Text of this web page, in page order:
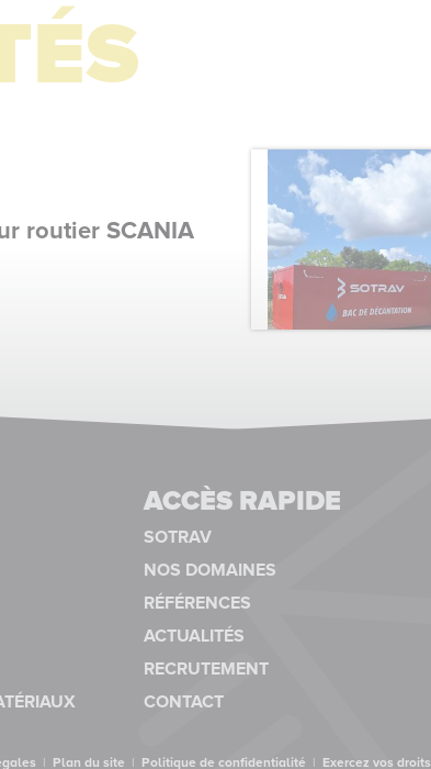
routier SCANIA
ACCÈS RAPIDE
SOTRAV
NOS DOMAINES
RÉFÉRENCES
ACTUALITÉS
RECRUTEMENT
CONTACT
| Plan du site | Politique de confidentialité | Exercez vos droits